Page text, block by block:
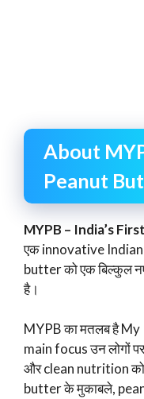
About
Peanut
MYPB – India’s
एक innovative
butter को एक बिल्कुल
है।
MYPB का मतलब है
main focus उन लोगों
और clean nutrition
butter के मुकाबले,